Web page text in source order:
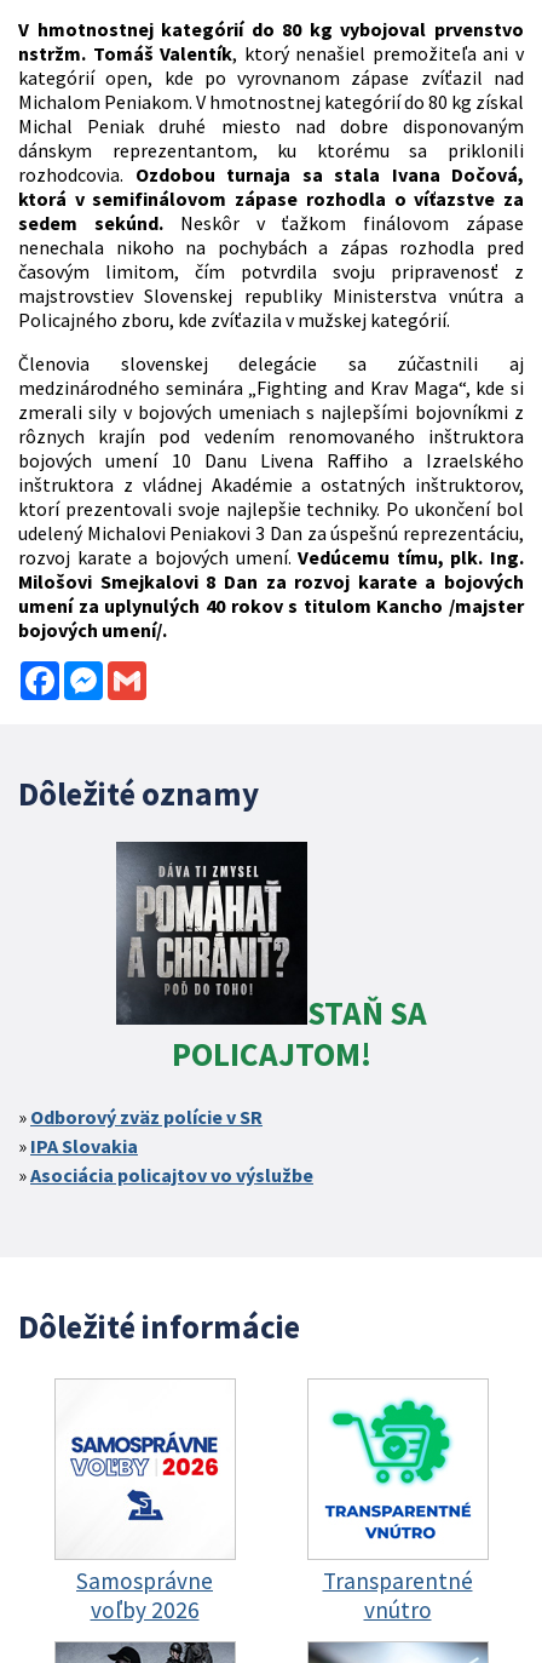
V hmotnostnej kategórií do 80 kg vybojoval prvenstvo
nstržm. Tomáš Valentík, ktorý nenašiel premožiteľa ani v
kategórií open, kde po vyrovnanom zápase zvíťazil nad
Michalom Peniakom. V hmotnostnej kategórií do 80 kg získal
Michal Peniak druhé miesto nad dobre disponovaným
dánskym reprezentantom, ku ktorému sa priklonili
rozhodcovia. Ozdobou turnaja sa stala Ivana Dočová,
ktorá v semifinálovom zápase rozhodla o víťazstve za
sedem sekúnd.Neskôr v ťažkom finálovom zápase
nenechala nikoho na pochybách a zápas rozhodla pred
časovým limitom, čím potvrdila svoju pripravenosť z
majstrovstiev Slovenskej republiky Ministerstva vnútra a
Policajného zboru, kde zvíťazila v mužskej kategórií.
Členovia slovenskej delegácie sa zúčastnili aj
medzinárodného seminára „Fighting and Krav Maga“, kde si
zmerali sily v bojových umeniach s najlepšími bojovníkmi z
rôznych krajín pod vedením renomovaného inštruktora
bojových umení 10 Danu Livena Raffiho a Izraelského
inštruktora z vládnej Akadémie a ostatných inštruktorov,
ktorí prezentovali svoje najlepšie techniky. Po ukončení bol
udelený Michalovi Peniakovi 3 Dan za úspešnú reprezentáciu,
rozvoj karate a bojových umení.Vedúcemu tímu, plk. Ing.
Milošovi Smejkalovi 8 Dan za rozvoj karate a bojových
umení za uplynulých 40 rokov s titulom Kancho /majster
bojových umení/.
FacebookMessenger
Dôležité oznamy
STAŇ SA
POLICAJTOM!
Odborový zväz polície v SR
IPA Slovakia
Asociácia policajtov vo výslužbe
Dôležité informácie
Samosprávne
voľby 2026
Transparentné
vnútro